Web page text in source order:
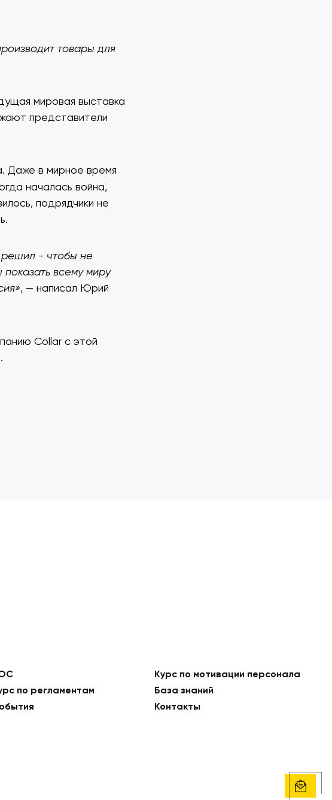
товары для
мировая выставка
представители
Даже в мирное время
началась война,
подрядчики не
решил - чтобы не
всему миру
, — написал Юрий
Collar с этой
Курс по мотивации персонала
по регламентам
База знаний
Контакты